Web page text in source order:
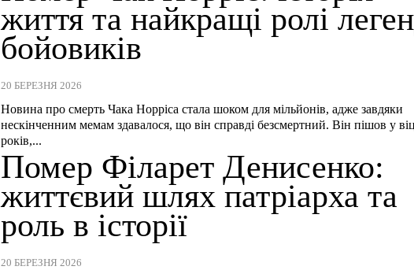
життя та найкращі ролі
бойовиків
20 БЕРЕЗНЯ 2026
Новина про смерть Чака Норріса стала шоком для мільйонів, адже завдяки
нескінченним мемам здавалося, що він справді безсмертний. Він пішов у
років,...
Помер Філарет Денисенко:
життєвий шлях патріарха та
роль в історії
20 БЕРЕЗНЯ 2026